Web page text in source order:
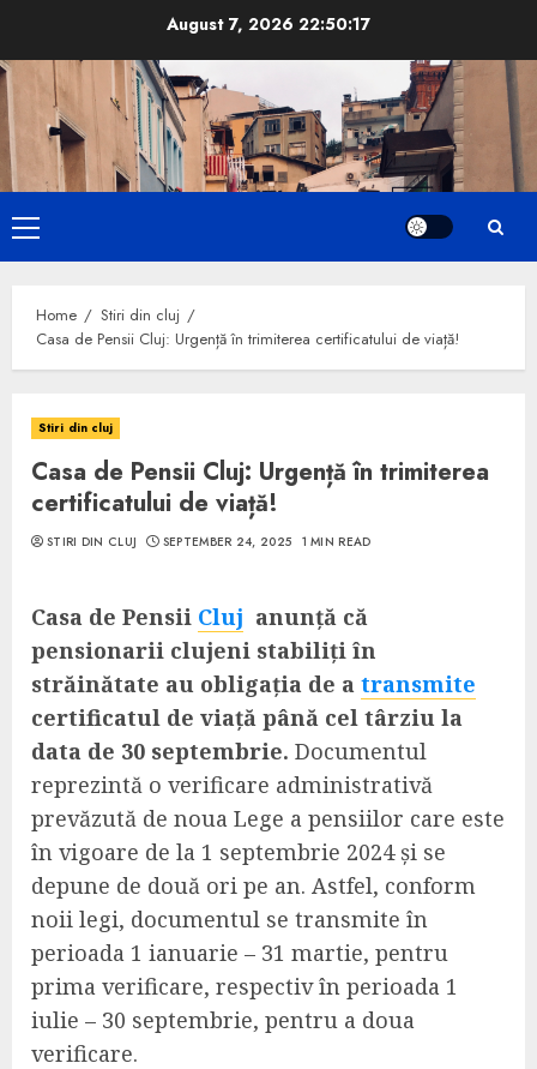
content
August 7, 2026 22:50:18
Primary
Menu
Home
Stiri din cluj
Casa de Pensii Cluj: Urgență în trimiterea certificatului de viață!
Stiri din cluj
Casa de Pensii Cluj: Urgență în trimiterea
certificatului de viață!
STIRI DIN CLUJ SEPTEMBER 24, 2025 1 MIN READ
Casa de Pensii Cluj anunță că
pensionarii clujeni stabiliți în
străinătate au obligația de a transmite
certificatul de viață până cel târziu la
data de 30 septembrie. Documentul
reprezintă o verificare administrativă
prevăzută de noua Lege a pensiilor care este
în vigoare de la 1 septembrie 2024 și se
depune de două ori pe an. Astfel, conform
noii legi, documentul se transmite în
perioada 1 ianuarie – 31 martie, pentru
prima verificare, respectiv în perioada 1
iulie – 30 septembrie, pentru a doua
verificare.